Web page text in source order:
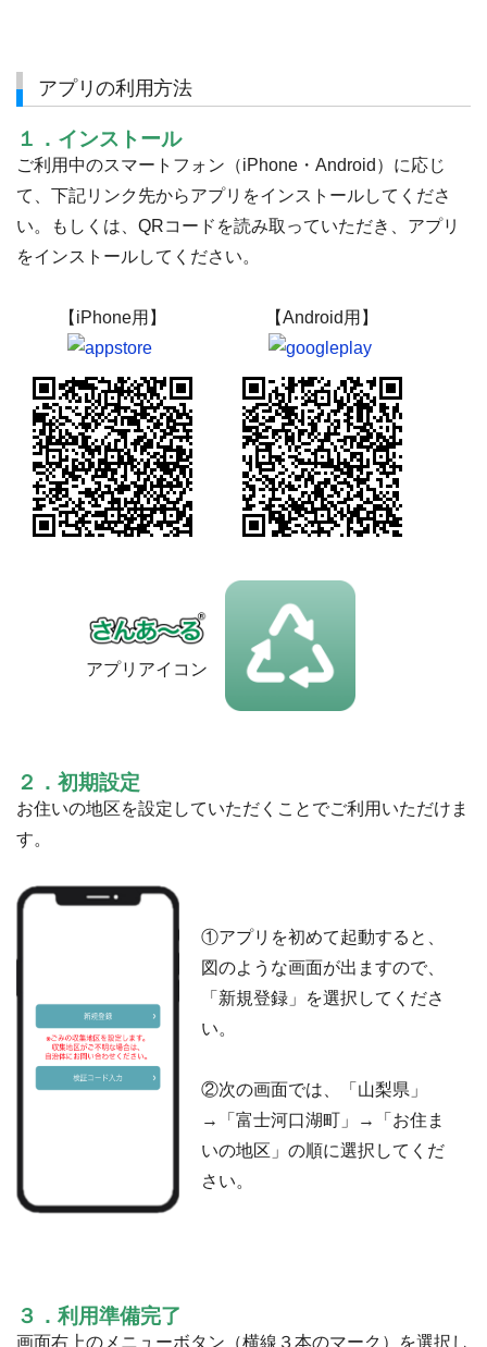
アプリの利用方法
１．インストール
ご利用中のスマートフォン（iPhone・Android）に応じ
て、下記リンク先からアプリをインストールしてくださ
い。もしくは、QRコードを読み取っていただき、アプリ
をインストールしてください。
【iPhone用】 【Android用】
アプリアイコン
２．初期設定
お住いの地区を設定していただくことでご利用いただけま
す。
①アプリを初めて起動すると、
図のような画面が出ますので、
「新規登録」を選択してくださ
い。
②次の画面では、「山梨県」
→「富士河口湖町」→「お住ま
いの地区」の順に選択してくだ
さい。
３．利用準備完了
画面右上のメニューボタン（横線３本のマーク）を選択し